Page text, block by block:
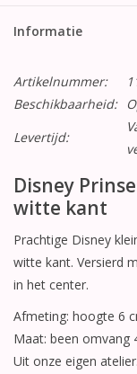
Informatie
Artikelnummer:
Beschikbaarheid:
Levertijd:
Disney
witte kant
Prachtige Disney
witte kant. Versierd
in het center.
Afmeting: hoogte 6
Maat: been omvang
Uit onze eigen atelier.